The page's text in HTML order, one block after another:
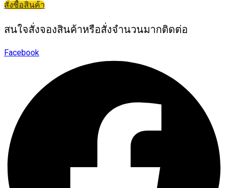
สั่งซื้อสินค้า
สนใจสั่งจองสินค้าหรือสั่งจำนวนมากติดต่อ
Facebook